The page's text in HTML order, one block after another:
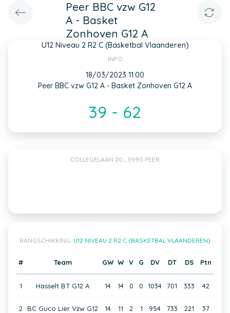
Peer BBC vzw G12
A - Basket
Zonhoven G12 A
U12 Niveau 2 R2 C (Basketbal Vlaanderen)
INFO
18/03/2023 11:00
Peer BBC vzw G12 A - Basket Zonhoven G12 A
39 - 62
COLLEGELAAN 20 , 3990 PEER
RANGSCHIKKING: U12 NIVEAU 2 R2 C (BASKETBAL VLAANDEREN)
# Team GW W V G DV DT DS Ptn
1 Hasselt BT G12 A 14 14 0 0 1034 701 333 42
2
BC Guco Lier Vzw G12
14 11 2 1 954 733 221 37